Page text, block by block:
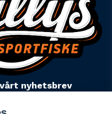
nyhetsbrev